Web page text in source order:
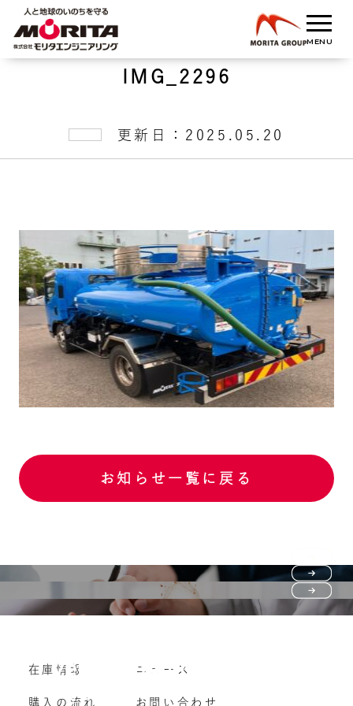
IMG_2296
更新日：2025.05.20
お知らせ一覧に戻る
購入の流れ
よくいただくご質問
Vehicle purchase
車両買い取り
在庫情報
購入の流れ
ニュース
お問い合わせ